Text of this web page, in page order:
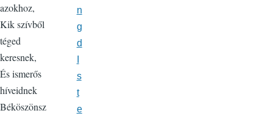
azokhoz,
Kik szívből
téged
keresnek,
És ismerős
híveidnek
Béköszönsz
n
g
d
s
t
e